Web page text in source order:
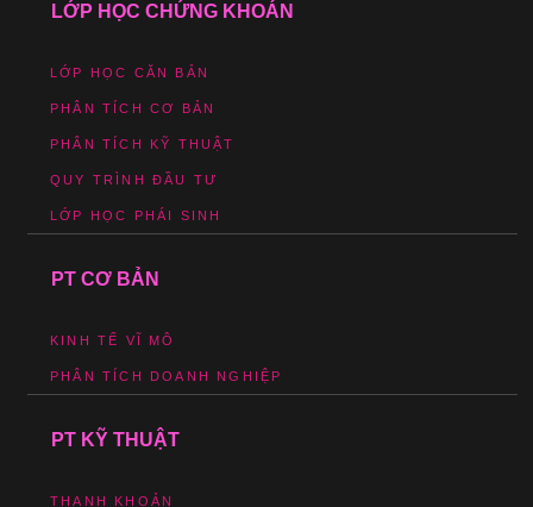
LỚP HỌC CHỨNG KHOÁN
LỚP HỌC CĂN BẢN
PHÂN TÍCH CƠ BẢN
PHÂN TÍCH KỸ THUẬT
QUY TRÌNH ĐẦU TƯ
LỚP HỌC PHÁI SINH
PT CƠ BẢN
KINH TẾ VĨ MÔ
PHÂN TÍCH DOANH NGHIỆP
PT KỸ THUẬT
THANH KHOẢN